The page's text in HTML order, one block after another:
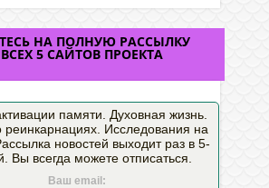
НА ПОЛНУЮ РАССЫЛКУ
5 САЙТОВ ПРОЕКТА
памяти. Духовная жизнь.
реинкарнациях. Исследования на
новостей выходит раз в 5-
Вы всегда можете отписаться.
Ваш email: